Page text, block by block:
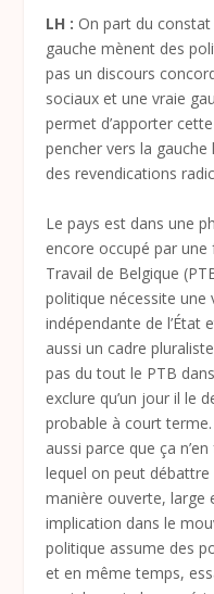
LH : On part du
gauche mènent des
pas un discours
sociaux et une vraie
permet d’apporter
pencher vers la
des revendications
Le pays est dans une
encore occupé par
Travail de Belgique
politique nécessite une
indépendante de l’État
aussi un cadre
pas du tout le PTB
exclure qu’un jour il le
probable à court
aussi parce que ça
lequel on peut
manière ouverte, large
implication dans le
politique assume des
et en même temps,